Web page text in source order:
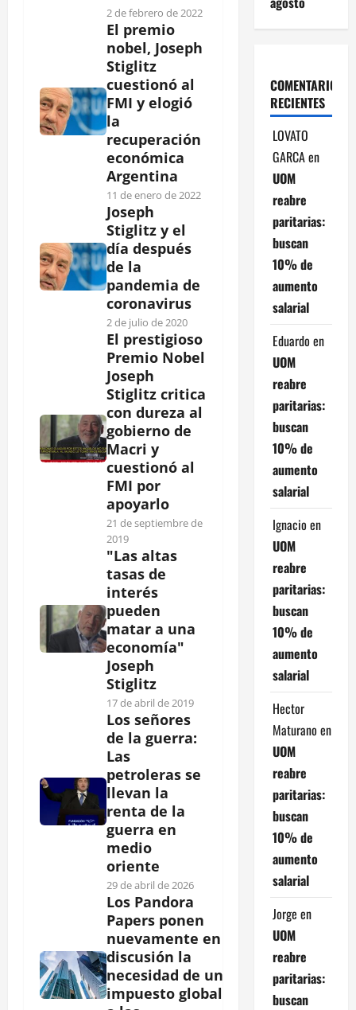
2 de febrero de 2022
El premio
nobel, Joseph
Stiglitz
cuestionó al
FMI y elogió
la
recuperación
económica
Argentina
11 de enero de 2022
Joseph
Stiglitz y el
día después
de la
pandemia de
coronavirus
2 de julio de 2020
El prestigioso
Premio Nobel
Joseph
Stiglitz critica
con dureza al
gobierno de
Macri y
cuestionó al
FMI por
apoyarlo
21 de septiembre de
2019
"Las altas
tasas de
interés
pueden
matar a una
economía"
Joseph
Stiglitz
17 de abril de 2019
Los señores
de la guerra:
Las
petroleras se
llevan la
renta de la
guerra en
medio
oriente
29 de abril de 2026
Los Pandora
Papers ponen
nuevamente en
discusión la
necesidad de un
impuesto global
COMENTARIOS
RECIENTES
LOVATO
GARCAen
UOM
reabre
paritarias:
buscan
10% de
aumento
salarial
Eduardo en
UOM
reabre
paritarias:
buscan
10% de
aumento
salarial
Ignacio en
UOM
reabre
paritarias:
buscan
10% de
aumento
salarial
Hector
Maturano en
UOM
reabre
paritarias:
buscan
10% de
aumento
salarial
Jorge en
UOM
reabre
paritarias:
buscan